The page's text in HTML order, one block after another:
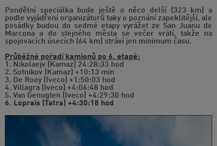
Pondělní speciálka bude ještě o něco delší (323 km) a
podle vyjádření organizátorů taky o poznání zapeklitější, ale
posádky budou do sedmé etapy vyrážet ze San Juanu de
Marcona a do stejného města se večer vrátí, takže na
spojovacích úsecích (64 km) stráví jen minimum času.
Průběžné pořadí kamionů po 6. etapě:
1. Nikolaejv (Kamaz) 24:28:33 hod
2. Sotnikov (Kamaz) +10:13 min
3. De Rooy (Iveco) +1:50:03 hod
4. Villagra (Iveco) +4:06:48 hod
5. Van Genugten (Iveco) +4:29:30 hod
6. Loprais (Tatra) +4:30:18 hod